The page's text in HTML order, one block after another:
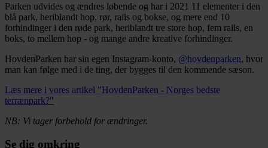
Parken udvides og ændres løbende og har i 2021 11 elementer i den
blå park, heriblandt hop, rør, rails og bokse, og mere end 10
forhindinger i den røde park, heriblandt tre store hop, fem rails, en
boks, to mellem hop - og mange andre kreative forhindinger.
HovdenParken har sin egen Instagram-konto, @hovdenparken, hvor
man kan følge med i de ting, der bygges til den kommende sæson.
Læs mere i vores artikel "HovdenParken - Norges bedste
terrænpark?"
NB: Vi tager forbehold for ændringer.
Se dig omkring